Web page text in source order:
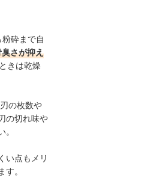
砕まで自
さが抑え
きは乾燥
の枚数や
の切れ味や
い点もメリ
。